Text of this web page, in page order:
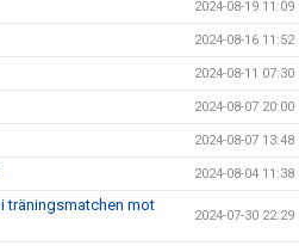
2024-08-19 11:09
2024-08-16 11:52
2024-08-11 07:30
2024-08-07 20:00
2024-08-07 13:48
2024-08-04 11:38
träningsmatchen mot
2024-07-30 22:29